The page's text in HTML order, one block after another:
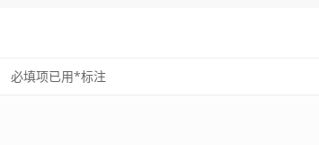
必填项已用*标注